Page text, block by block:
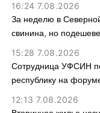
16:24 7.08.2026
За неделю в
свинина, но
15:28 7.08.2026
Сотрудница УФСИН
республику на
12:13 7.08.2026